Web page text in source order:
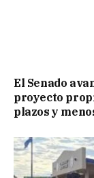
El Senado
proyecto
plazos y